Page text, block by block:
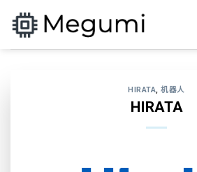
content
HIRATA ,机器人
HIRATA